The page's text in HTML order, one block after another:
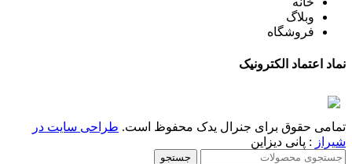
وبلاگ
فروشگاه
نماد اعتماد الکترونیک
تمامی حقوق برای جنرال یدک محفوظ است. طراحی سایت در
شیراز : پانی دیزاین
جستجو